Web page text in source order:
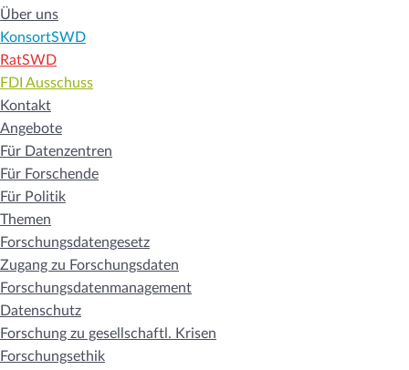
Über uns
KonsortSWD
RatSWD
FDI Ausschuss
Kontakt
Angebote
Für Datenzentren
Für Forschende
Für Politik
Themen
Forschungsdatengesetz
Zugang zu Forschungsdaten
Forschungsdatenmanagement
Datenschutz
Forschung zu gesellschaftl. Krisen
Forschungsethik